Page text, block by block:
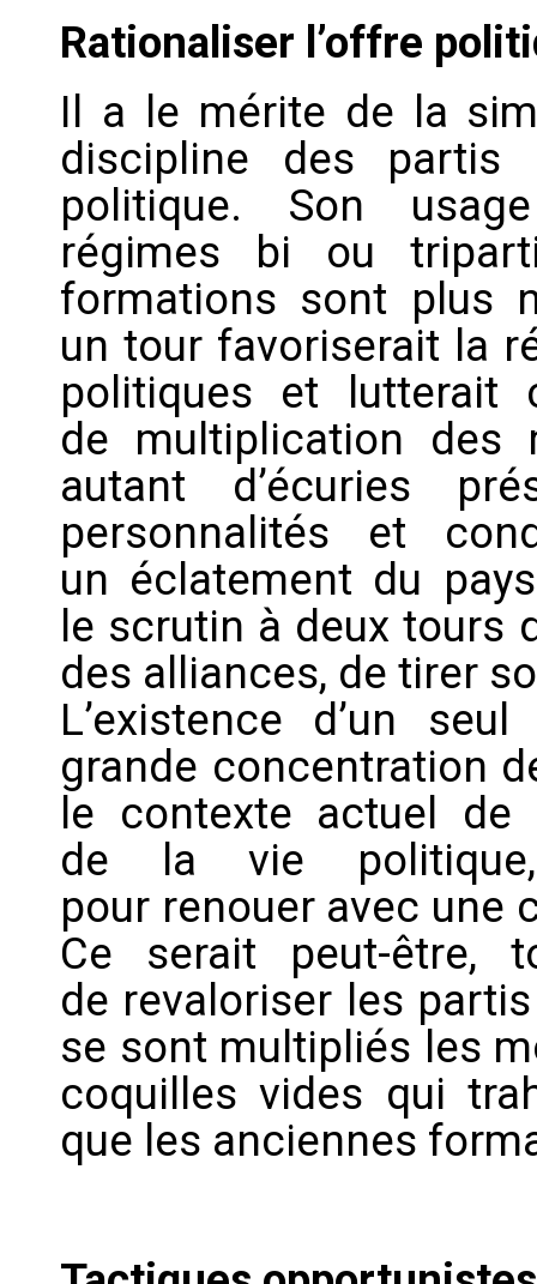
Rationaliser l’offre
Il a le mérite de la
discipline des partis
politique. Son
régimes bi ou
formations sont plus
un tour favoriserait la
politiques et lutterait
de multiplication des
autant d’écuries
personnalités et
un éclatement du
le scrutin à deux tours
des alliances, de tirer
L’existence d’un
grande concentration
le contexte actuel de
de la vie
pour renouer avec une
Ce serait peut-être,
de revaloriser les
se sont multipliés les
coquilles vides qui
que les anciennes